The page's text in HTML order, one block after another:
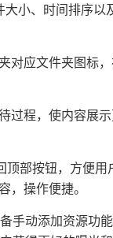
小、时间排序以
对应文件夹图标
过程，使内容展
部按钮，方便
，操作便捷。
手动添加资源功